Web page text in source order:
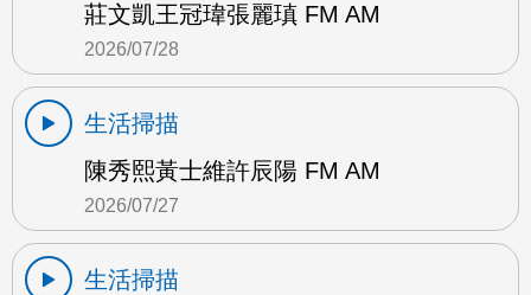
莊文凱王冠瑋張麗瑱 FM AM
2026/07/28
生活掃描
陳秀熙黃士維許辰陽 FM AM
2026/07/27
生活掃描